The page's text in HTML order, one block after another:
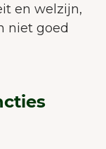
en welzijn,
niet goed